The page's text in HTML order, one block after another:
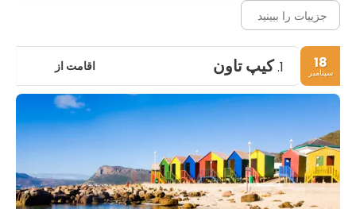
جزییات را ببینید
18
سپتامبر 1. کیپ تاون اقامت از